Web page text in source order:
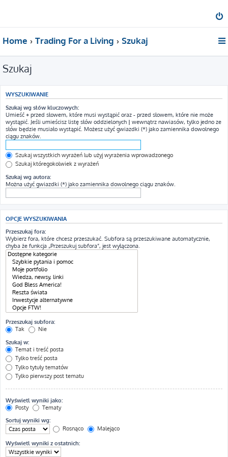
Home Trading For a Living Szukaj
Szukaj
WYSZUKIWANIE
Szukaj wg słów kluczowych:
Umieść + przed słowem, które musi wystąpić oraz - przed słowem, które nie może
wystąpić. Jeśli umieścisz listę słów oddzielonych | wewnątrz nawiasów, tylko jedno ze
słów będzie musiało wystąpić. Możesz użyć gwiazdki (*) jako zamiennika dowolnego
ciągu znaków.
Szukaj wszystkich wyrażeń lub użyj wyrażenia wprowadzonego
Szukaj któregokolwiek z wyrażeń
Szukaj wg autora:
Można użyć gwiazdki (*) jako zamiennika dowolnego ciągu znaków.
OPCJE WYSZUKIWANIA
Przeszukaj fora:
Wybierz fora, które chcesz przeszukać. Subfora są przeszukiwane automatycznie,
chyba że funkcja „Przeszukuj subfora”, jest wyłączona.
Przeszukaj subfora:
Tak
Nie
Szukaj w:
Temat i treść posta
Tylko treść posta
Tylko tytuły tematów
Tylko pierwszy post tematu
Wyświetl wyniki jako:
Posty
Tematy
Sortuj wyniki wg:
Rosnąco
Malejąco
Wyświetl wyniki z ostatnich: